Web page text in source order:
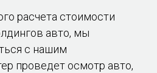
расчета стоимости
авто, мы
с нашим
проведет осмотр авто,